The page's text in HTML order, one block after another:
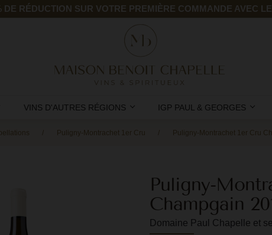
DE RÉDUCTION SUR VOTRE PREMIÈRE COMMANDE AVEC
VINS D'AUTRES RÉGIONS IGP PAUL & GEORGES
Puligny-Montrachet 1er Cru Puligny-Montrachet 1er Cru
Puligny-
Champgain
Domaine Paul Chapelle et